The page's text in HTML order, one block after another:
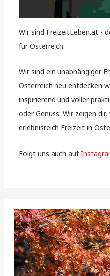
Wir sind FreizeitLeben.at -
für Österreich.
Wir sind ein unabhängiger
Österreich neu entdecken
inspirierend und voller
oder Genuss: Wir zeigen
erlebnisreich Freizeit in
Folgt uns auch auf